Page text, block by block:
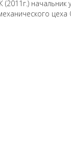
(2011г.)